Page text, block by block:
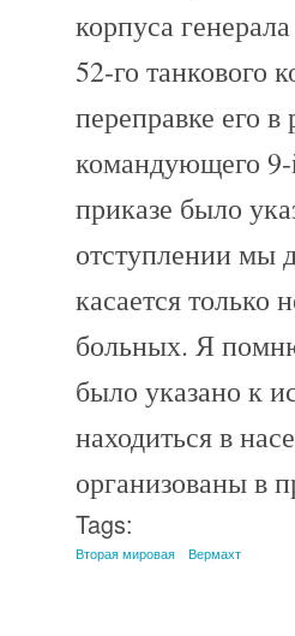
корпуса
52-го танкового
переправке его
командующего
приказе было
отступлении мы
касается только
больных. Я
было указано к
находиться в
организованы в
Tags:
Вторая мировая Вермахт